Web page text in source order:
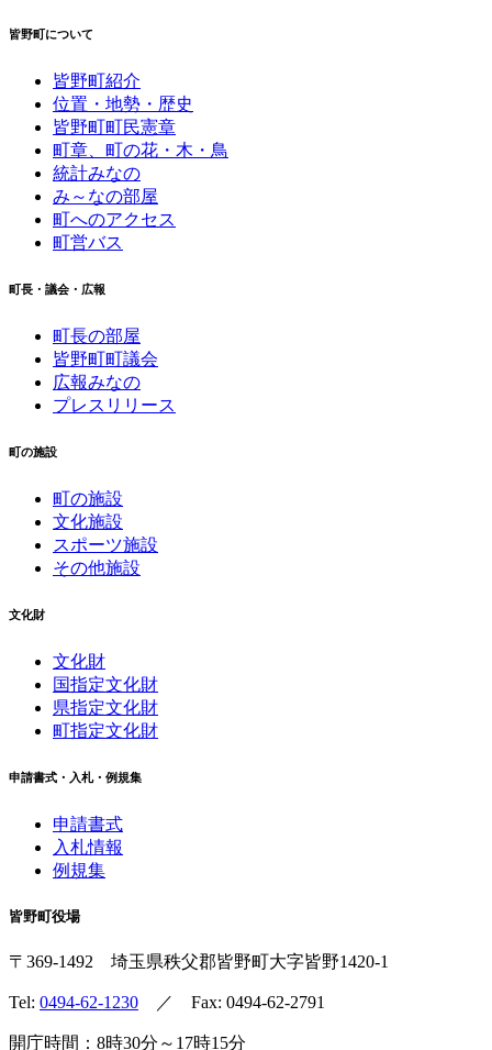
皆野町について
皆野町紹介
位置・地勢・歴史
皆野町町民憲章
町章、町の花・木・鳥
統計みなの
み～なの部屋
町へのアクセス
町営バス
町長・議会・広報
町長の部屋
皆野町町議会
広報みなの
プレスリリース
町の施設
町の施設
文化施設
スポーツ施設
その他施設
文化財
文化財
国指定文化財
県指定文化財
町指定文化財
申請書式・入札・例規集
申請書式
入札情報
例規集
皆野町役場
〒369-1492 埼玉県秩父郡皆野町 大字皆野1420-1
Tel: 0494-62-1230 ／ Fax: 0494-62-2791
開庁時間：8時30分～17時15分